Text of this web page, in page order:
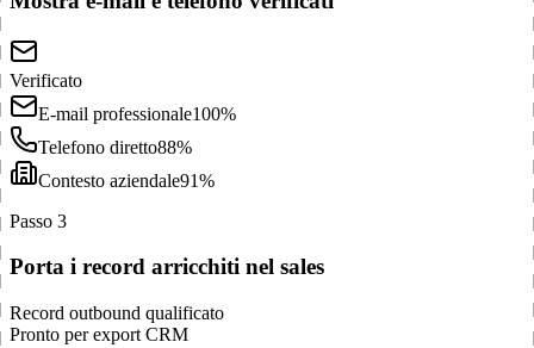
Verificato
E-mail professionale100%
Telefono diretto88%
Contesto aziendale91%
Passo 3
Porta i record arricchiti nel sales
Record outbound qualificato
Pronto per export CRM